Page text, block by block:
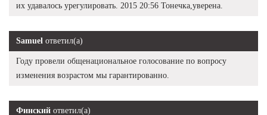
их удавалось урегулировать. 2015 20:56 Тонечка,уверена.
Samuel ответил(а)
Году провели общенациональное голосование по вопросу
изменения возрастом мы гарантированно.
Финский ответил(а)